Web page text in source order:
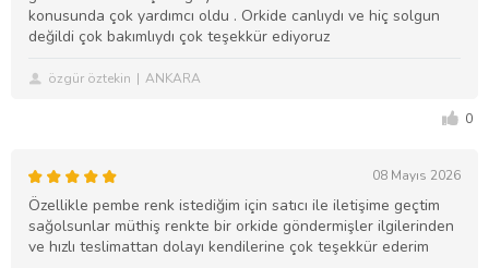
konusunda çok yardımcı oldu . Orkide canlıydı ve hiç solgun
değildi çok bakımlıydı çok teşekkür ediyoruz
özgür öztekin ANKARA
0
08 Mayıs 2026
Özellikle pembe renk istediğim için satıcı ile iletişime geçtim
sağolsunlar müthiş renkte bir orkide göndermişler ilgilerinden
ve hızlı teslimattan dolayı kendilerine çok teşekkür ederim